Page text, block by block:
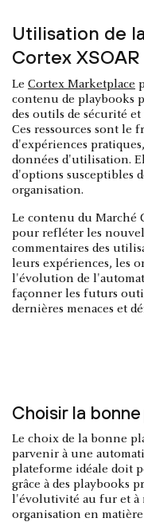
Utilisation de
Cortex XSOAR
Le Cortex Marketplace
contenu de playbooks
des outils de sécurité
Ces ressources sont le
d'expériences
données d'utilisation.
d'options susceptibles
organisation.
Le contenu du Marché
pour refléter les
commentaires des
leurs expériences, les
l'évolution de
façonner les futurs
dernières menaces et
Choisir la
Le choix de la bonne
parvenir à une
plateforme idéale doit
grâce à des playbooks
l'évolutivité au fur et à
organisation en